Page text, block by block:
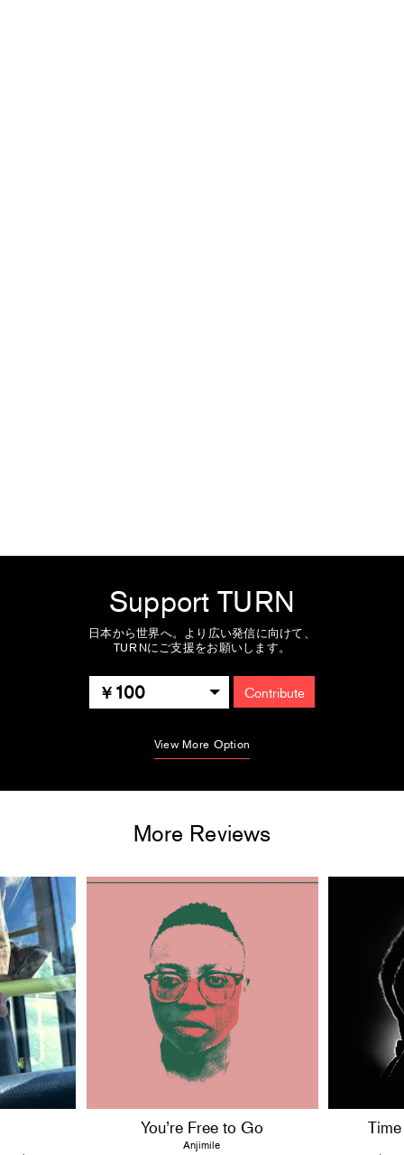
Support TURN
日本から世界へ。より広い発信に向けて、
TURNにご支援をお願いします。
100 Contribute
View More Option
More Reviews
You’re Free to Go
Anjimile